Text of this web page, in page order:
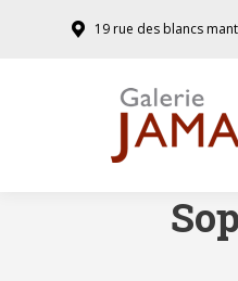
19 rue des blancs